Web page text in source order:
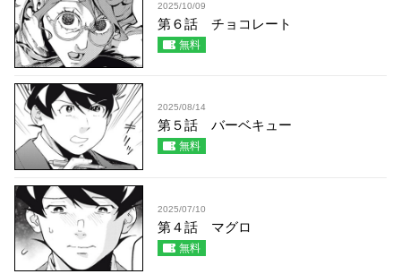
2025/10/09
第６話 チョコレート
無料
2025/08/14
第５話 バーベキュー
無料
2025/07/10
第４話 マグロ
無料